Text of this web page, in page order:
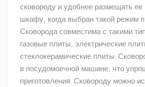
сковороду и удобнее размещать
шкафу, когда выбран такой режим
Сковорода совместима с такими
газовые плиты, электрические
стеклокерамические плиты.
в посудомоечной машине, что
приготовления. Сковороду можно